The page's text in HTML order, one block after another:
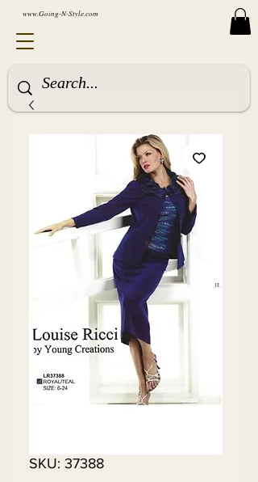
www.Going-N-Style.com
SKU: 37388